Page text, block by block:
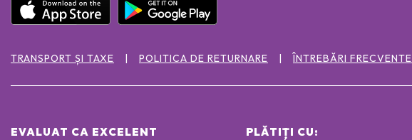
TRANSPORT ȘI TAXE POLITICA DE RETURNARE ÎNTREBĂRI FRECVENTE
EVALUAT CA EXCELENT PLĂTIȚI CU: